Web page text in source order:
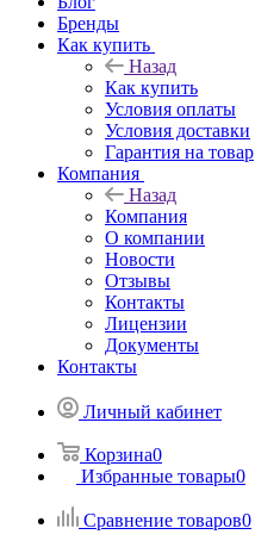
Бренды
Как купить
Назад
Как купить
Условия оплаты
Условия доставки
Гарантия на товар
Компания
Назад
Компания
О компании
Новости
Отзывы
Контакты
Лицензии
Документы
Контакты
Личный кабинет
Корзина0
Избранные товары0
Сравнение товаров0